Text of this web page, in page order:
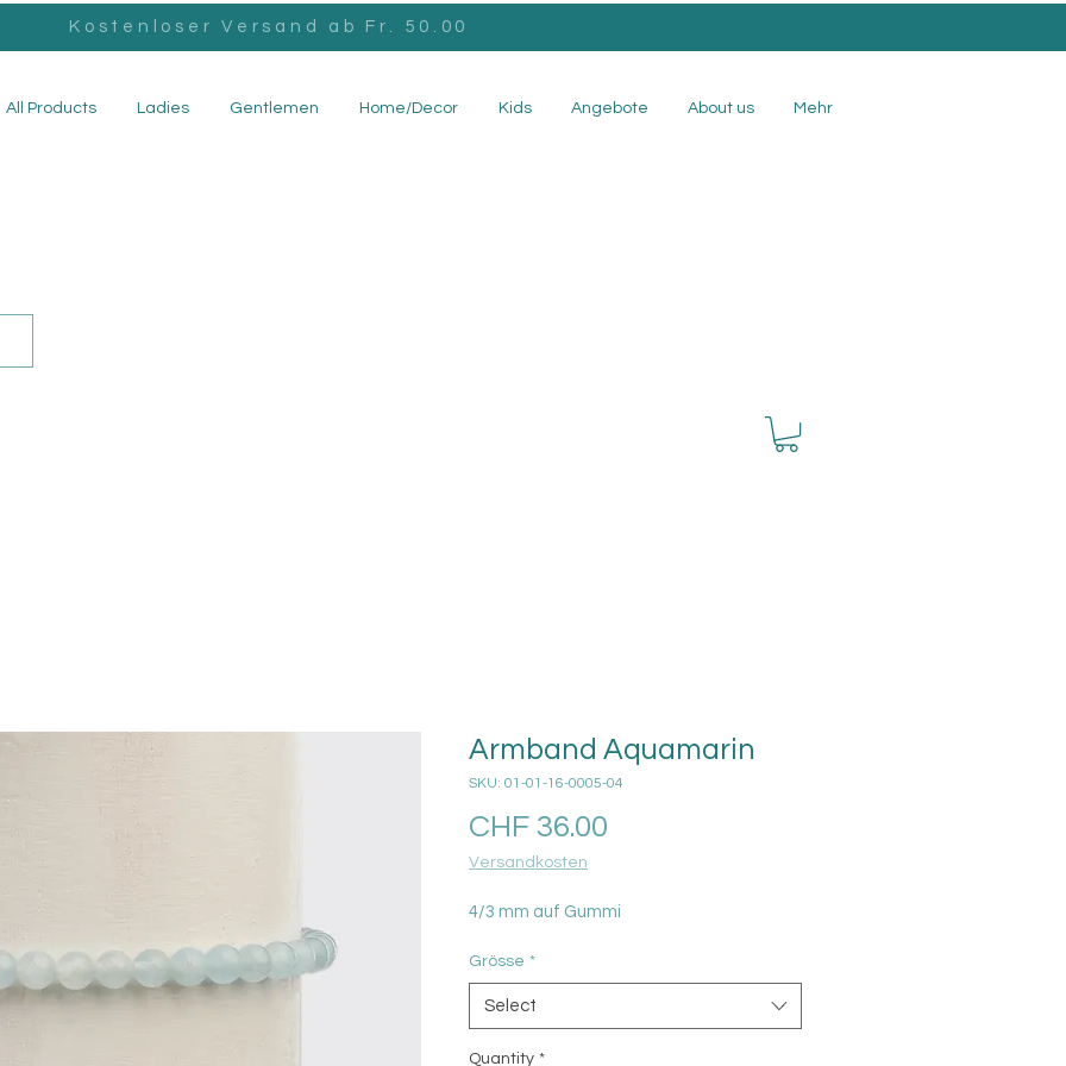
Kostenloser Versand ab Fr. 50.00
All Products Ladies Gentlemen Home/Decor Kids Angebote About us Mehr
Armband Aquamarin
SKU: 01-01-16-0005-04
CHF 36.00
Versandkosten
4/3 mm auf Gummi
Grösse *
Select
Quantity *